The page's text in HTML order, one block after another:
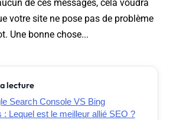
de ces messages, cela voudra
votre site ne pose pas de problème
Une bonne chose...
lecture
Search Console VS Bing
: Lequel est le meilleur allié SEO ?